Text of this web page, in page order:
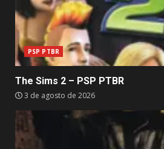
PSP PTBR
The Sims 2 – PSP PTBR
3 de agosto de 2026